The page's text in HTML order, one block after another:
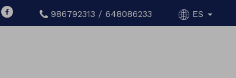
986792313 / 648086233 ES